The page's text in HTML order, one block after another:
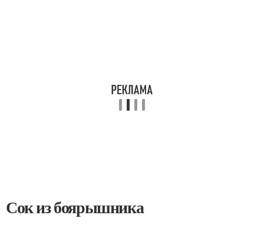
Сок из боярышника